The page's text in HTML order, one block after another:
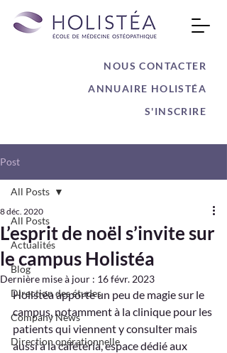
NOUS CONTACTER
ANNUAIRE HOLISTÉA
S'INSCRIRE
Post
All Posts
Actualités
Blog
Direction des études
Company News
Direction opérationnelle
All Posts
L’esprit de noël s’invite sur
le campus Holistéa
8 déc. 2020
Dernière mise à jour : 16 févr. 2023
Holistéa apporte un peu de magie sur le
campus, notamment à la clinique pour les
patients qui viennent y consulter mais
aussi à la cafétéria, espace dédié aux